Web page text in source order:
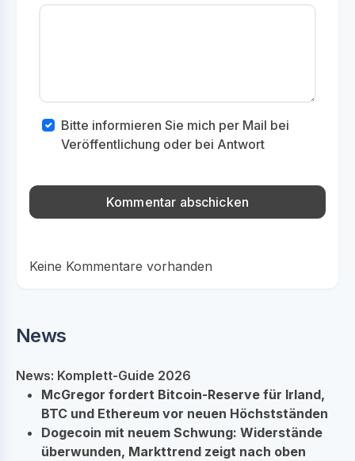
Bitte informieren Sie mich per Mail bei
Veröffentlichung oder bei Antwort
Keine Kommentare vorhanden
News
News: Komplett-Guide 2026
McGregor fordert Bitcoin-Reserve für Irland,
BTC und Ethereum vor neuen Höchstständen
Dogecoin mit neuem Schwung: Widerstände
überwunden, Markttrend zeigt nach oben